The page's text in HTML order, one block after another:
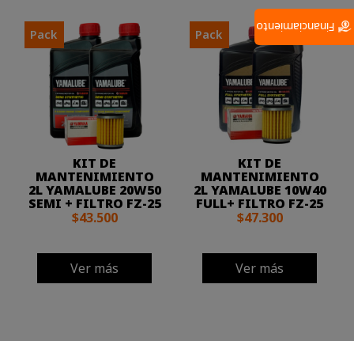
KIT DE
MANTENIMIENTO
2L YAMALUBE 20W50
SEMI + FILTRO FZ-25
$43.500
Ver más
Pack
KIT DE
MANTENIMIENTO
2L YAMALUBE 10W40
FULL+ FILTRO FZ-25
$47.300
Ver más
Pack
Financiamiento